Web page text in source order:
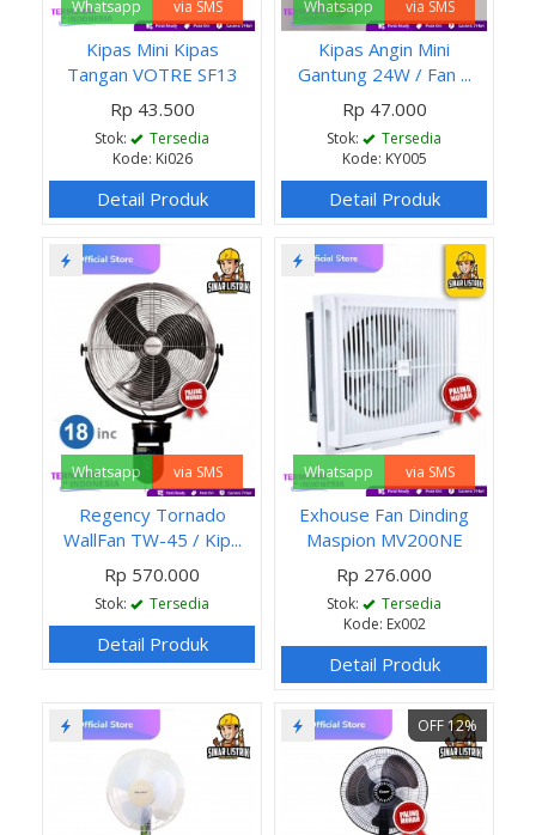
Whatsapp via SMS
Kipas Mini Kipas
Tangan VOTRE SF13
Rp 43.500
Stok:
Tersedia
Kode: Ki026
Detail Produk
Whatsapp via SMS
Kipas Angin Mini
Gantung 24W / Fan ...
Rp 47.000
Stok:
Tersedia
Kode: KY005
Detail Produk
Whatsapp via SMS
Regency Tornado
WallFan TW-45 / Kip...
Rp 570.000
Stok: Tersedia
Detail Produk
Whatsapp via SMS
Exhouse Fan Dinding
Maspion MV200NE
Rp 276.000
Stok:
Tersedia
Kode: Ex002
Detail Produk
OFF 12%